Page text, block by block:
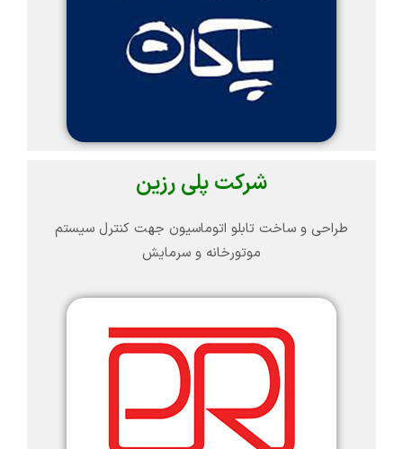
شرکت پلی رزین
طراحی و ساخت تابلو اتوماسیون جهت کنترل سیستم
موتورخانه و سرمایش